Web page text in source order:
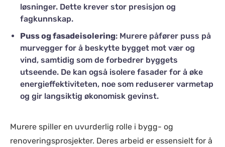
løsninger. Dette krever stor presisjon og
fagkunnskap.
Puss og fasadeisolering: Murere påfører puss på
murvegger for å beskytte bygget mot vær og
vind, samtidig som de forbedrer byggets
utseende. De kan også isolere fasader for å øke
energieffektiviteten, noe som reduserer varmetap
og gir langsiktig økonomisk gevinst.
Murere spiller en uvurderlig rolle i bygg- og
renoveringsprosjekter. Deres arbeid er essensielt for å